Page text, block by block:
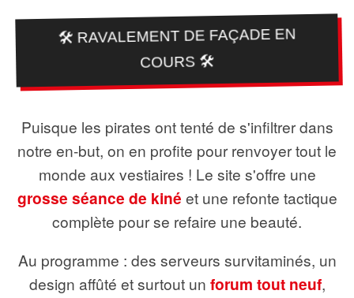
🛠️ RAVALEMENT DE FAÇADE EN
COURS 🛠️
Puisque les pirates ont tenté de s'infiltrer dans
notre en-but, on en profite pour renvoyer tout le
monde aux vestiaires ! Le site s'offre une
grosse séance de kiné et une refonte tactique
complète pour se refaire une beauté.
Au programme : des serveurs survitaminés, un
design affûté et surtout un forum tout neuf,